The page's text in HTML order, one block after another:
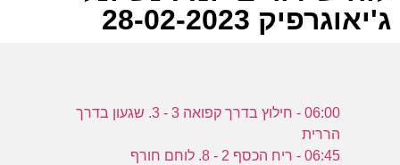
ג'יאוגרפיק 28-02-2023
06:00 - חילוץ בדרך קפואה 3 - 3. שגעון בדרך
הררית
06:45 - ריח הכסף 2 - 8. לוחם חורף